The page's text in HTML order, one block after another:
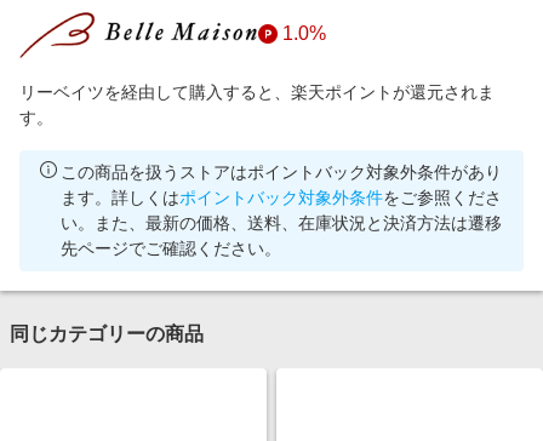
デジタルコンテンツ
ビジネス・その他サービス
週末の高還元 夏の長期版 1.0%
リーベイツを経由して購入すると、楽天ポイントが還元されま
す。
この商品を扱うストアはポイントバック対象外条件があり
ます。詳しくはポイントバック対象外条件をご参照くださ
い。また、最新の価格、送料、在庫状況と決済方法は遷移
先ページでご確認ください。
同じカテゴリーの商品